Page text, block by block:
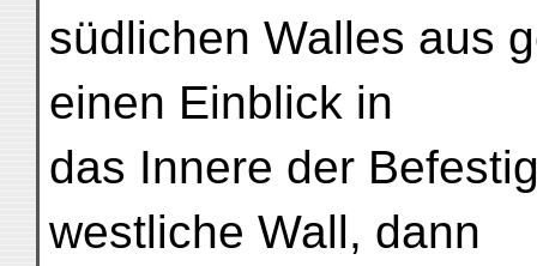
südlichen Walles aus
einen Einblick in
das Innere der
westliche Wall, dann